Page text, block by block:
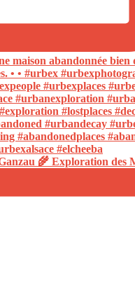
🌾 Exploration des